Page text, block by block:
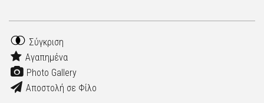
Σύγκριση
Αγαπημένα
Photo Gallery
Αποστολή σε Φίλο